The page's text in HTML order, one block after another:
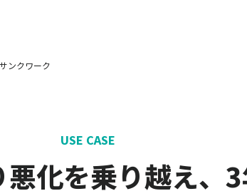
ンクワーク
USE CASE
化を乗り越え、